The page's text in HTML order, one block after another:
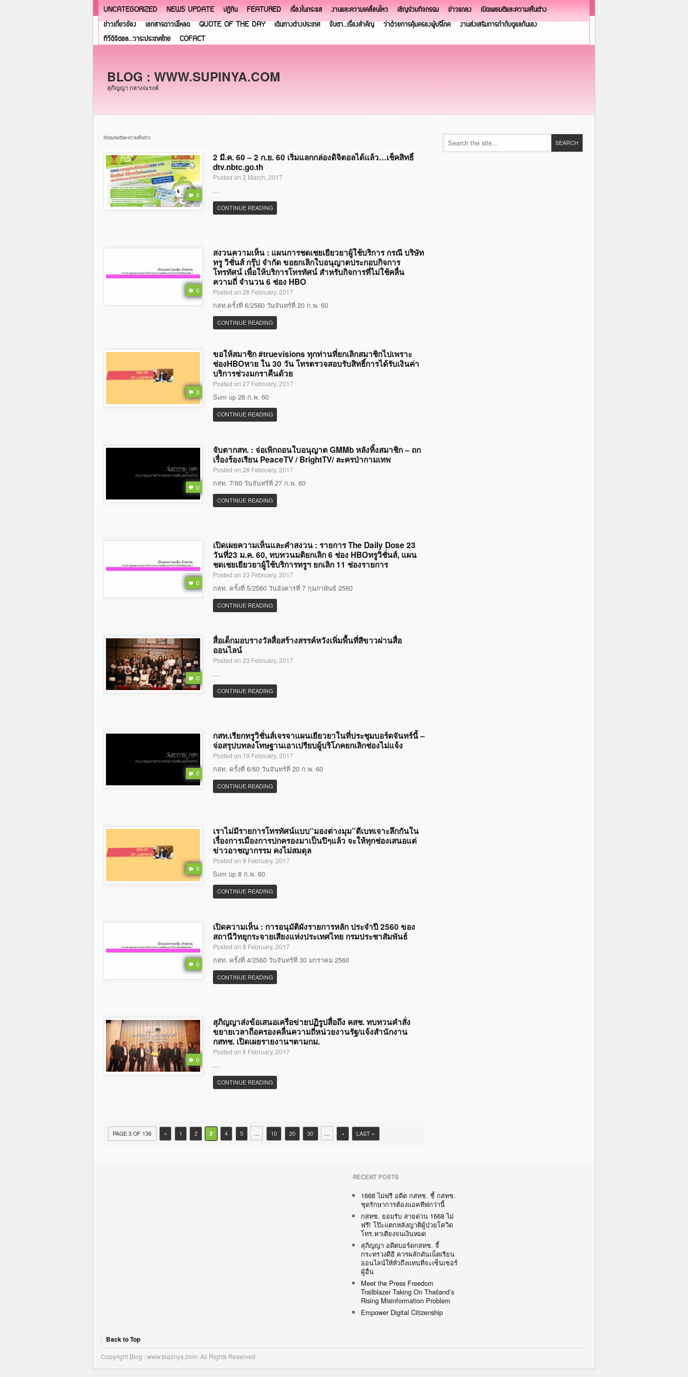
UNCATEGORIZED NEWS UPDATE ปฏิทิน FEATURED เรื่องในกระแส งานและความเคลื่อนไหว เชิญร่วมกิจกรรม ข่าวแถลง
เปิดเผยมติและความเห็นต่าง
ข่าวเกี่ยวข้อง
เอกสารดาวน์โหลด QUOTE OF THE DAY เดินทางต่างประเทศ จับตา…เรื่องสำคัญ ว่าด้วยการคุ้มครองผู้บริโภค
งานส่งเสริมการกำกับดูแลกันเอง
ทีวีดิจิตอล…วาระประเทศไทย
COFACT
BLOG : WWW.SUPINYA.COM
สุภิญญา กลางณรงค์
เปิดเผยมติและความเห็นต่าง
0
2 มี.ค. 60 – 2 ก.ย. 60 เริ่มแลกกล่องดิจิตอลได้แล้ว…เช็คสิทธิ์
dtv.nbtc.go.th
Posted on 2 March, 2017
...
CONTINUE READING
0
สงวนความเห็น : แผนการชดเชยเยียวยาผู้ใช้บริการ กรณี บริษัท
ทรู วิชั่นส์ กรุ๊ป จำกัด ขอยกเลิกใบอนุญาตประกอบกิจการ
โทรทัศน์ เพื่อให้บริการโทรทัศน์ สำหรับกิจการที่ไม่ใช้คลื่น
ความถี่ จำนวน 6 ช่อง HBO
Posted on 28 February, 2017
กสท.ครั้งที่ 6/2560 วันจันทร์ที่ 20 ก.พ. 60
CONTINUE READING
0
ขอให้สมาชิก #truevisions ทุกท่านที่ยกเลิกสมาชิกไปเพราะ
ช่องHBOหาย ใน 30 วัน โทรตรวจสอบรับสิทธิ์การได้รับเงินค่า
บริการช่วงมกราคืนด้วย
Posted on 27 February, 2017
Sum up 26 ก.พ. 60
CONTINUE READING
0
จับตากสท. : จ่อเพิกถอนใบอนุญาต GMMb หลังทิ้งสมาชิก – ถก
เรื่องร้องเรียน PeaceTV / BrightTV/ ละครป่ากามเทพ
Posted on 26 February, 2017
กสท. 7/60 วันจันทร์ที่ 27 ก.พ. 60
CONTINUE READING
0
เปิดเผยความเห็นและคำสงวน : รายการ The Daily Dose 23
วันที่23 ม.ค. 60, ทบทวนมติยกเลิก 6 ช่อง HBOทรูวิชั่นส์, แผน
ชดเชยเยียวยาผู้ใช้บริการทรูฯ ยกเลิก 11 ช่องรายการ
Posted on 23 February, 2017
กสท. ครั้งที่ 5/2560 วันอังคารที่ 7 กุมภาพันธ์ 2560
CONTINUE READING
0
สื่อเด็กมอบรางวัลสื่อสร้างสรรค์หวังเพิ่มพื้นที่สีขาวผ่านสื่อ
ออนไลน์
Posted on 23 February, 2017
...
CONTINUE READING
0
กสท.เรียกทรูวิชั่นส์เจรจาแผนเยียวยาในที่ประชุมบอร์ดจันทร์นี้ –
จ่อสรุปบทลงโทษฐานเอาเปรียบผู้บริโภคยกเลิกช่องไม่แจ้ง
Posted on 19 February, 2017
กสท. ครั้งที่ 6/60 วันจันทร์ที่ 20 ก.พ. 60
CONTINUE READING
0
เราไม่มีรายการโทรทัศน์แบบ“มองต่างมุม”ดีเบทเจาะลึกกันใน
เรื่องการเมืองการปกครองมาเป็นปีๆแล้ว จะให้ทุกช่องเสนอแต่
ข่าวอาชญากรรม คงไม่สมดุล
Posted on 9 February, 2017
Sum up 8 ก.พ. 60
CONTINUE READING
0
เปิดความเห็น : การอนุมัติผังรายการหลัก ประจำปี 2560 ของ
สถานีวิทยุกระจายเสียงแห่งประเทศไทย กรมประชาสัมพันธ์
Posted on 8 February, 2017
กสท. ครั้งที่ 4/2560 วันจันทร์ที่ 30 มกราคม 2560
CONTINUE READING
0
สุภิญญาส่งข้อเสนอเครือข่ายปฏิรูปสื่อถึง คสช. ทบทวนคำสั่ง
ขยายเวลาถือครองคลื่นความถี่หน่วยงานรัฐ/แจ้งสำนักงาน
กสทช. เปิดเผยรายงานฯตามกม.
Posted on 8 February, 2017
...
CONTINUE READING
PAGE 3 OF 136 « 1 2 3 4 5 ... 10 20 30 ... » LAST »
RECENT POSTS
1668 ไม่ฟรี อดีต กสทช. ชี้ กสทช.
ชุดรักษาการต้องแอคทีฟกว่านี้
กสทช. ยอมรับ สายด่วน 1668 ไม่
ฟรี! โป๊ะแตกหลังญาติผู้ป่วยโควิด
โทร.หาเตียงจนเงินหมด
สุภิญญา อดีตบอร์ดกสทช. จี้
กระทรวงดีอี ควรผลักดันเน็ตเรียน
ออนไลน์ให้ทั่วถึงแทนที่จะเซ็นเซอร์
ผู้อื่น
Meet the Press Freedom
Trailblazer Taking On Thailand’s
Rising Misinformation Problem
Empower Digital Citizenship
Back to Top
Copyright Blog : www.supinya.com. All Rights Reserved